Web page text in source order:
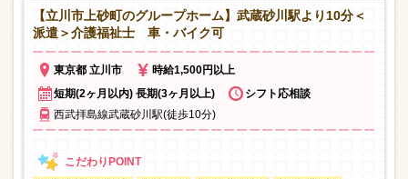
【立川市上砂町のグループホーム】武蔵砂川駅より10分＜
派遣＞介護福祉士 車・バイク可
東京都 立川市
時給1,500円以上
短期(2ヶ月以内) 長期(3ヶ月以上)
シフト応相談
西武拝島線武蔵砂川駅(徒歩10分)